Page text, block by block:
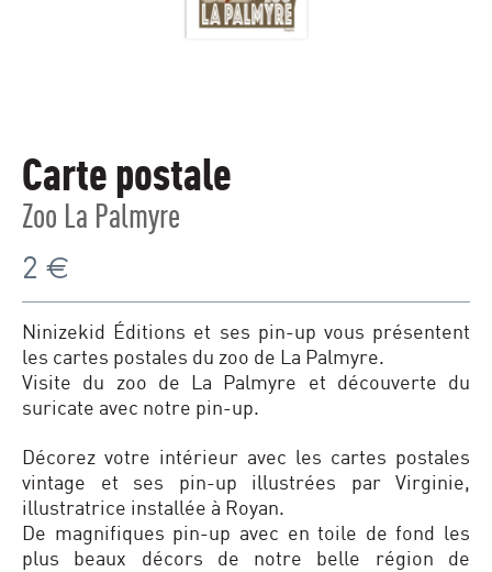
Carte postale
Zoo La Palmyre
2 €
Ninizekid Éditions et ses pin-up vous présentent
les cartes postales du zoo de La Palmyre.
Visite du zoo de La Palmyre et découverte du
suricate avec notre pin-up.
Décorez votre intérieur avec les cartes postales
vintage et ses pin-up illustrées par Virginie,
illustratrice installée à Royan.
De magnifiques pin-up avec en toile de fond les
plus beaux décors de notre belle région de